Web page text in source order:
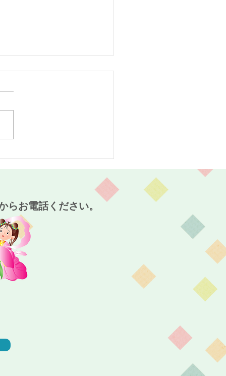
お電話ください。